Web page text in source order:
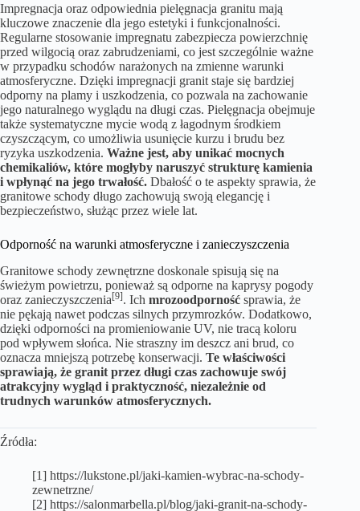
Impregnacja oraz odpowiednia pielęgnacja granitu mają
kluczowe znaczenie dla jego estetyki i funkcjonalności.
Regularne stosowanie impregnatu zabezpiecza powierzchnię
przed wilgocią oraz zabrudzeniami, co jest szczególnie ważne
w przypadku schodów narażonych na zmienne warunki
atmosferyczne. Dzięki impregnacji granit staje się bardziej
odporny na plamy i uszkodzenia, co pozwala na zachowanie
jego naturalnego wyglądu na długi czas. Pielęgnacja obejmuje
także systematyczne mycie wodą z łagodnym środkiem
czyszczącym, co umożliwia usunięcie kurzu i brudu bez
ryzyka uszkodzenia. Ważne jest, aby unikać mocnych
chemikaliów, które mogłyby naruszyć strukturę kamienia
i wpłynąć na jego trwałość. Dbałość o te aspekty sprawia, że
granitowe schody długo zachowują swoją elegancję i
bezpieczeństwo, służąc przez wiele lat.
Odporność na warunki atmosferyczne i zanieczyszczenia
Granitowe schody zewnętrzne doskonale spisują się na
świeżym powietrzu, ponieważ są odporne na kaprysy pogody
oraz zanieczyszczenia[9]. Ich mrozoodporność sprawia, że
nie pękają nawet podczas silnych przymrozków. Dodatkowo,
dzięki odporności na promieniowanie UV, nie tracą koloru
pod wpływem słońca. Nie straszny im deszcz ani brud, co
oznacza mniejszą potrzebę konserwacji. Te właściwości
sprawiają, że granit przez długi czas zachowuje swój
atrakcyjny wygląd i praktyczność, niezależnie od
trudnych warunków atmosferycznych.
Źródła:
[1] https://lukstone.pl/jaki-kamien-wybrac-na-schody-
zewnetrzne/
[2] https://salonmarbella.pl/blog/jaki-granit-na-schody-